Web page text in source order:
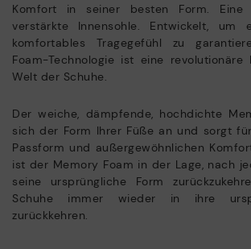
Komfort in seiner besten Form. Eine
verstärkte Innensohle. Entwickelt, um
komfortables Tragegefühl zu
Foam-Technologie ist eine
Welt der Schuhe.
Der weiche, dämpfende, hochdichte
sich der Form Ihrer Füße an und sorgt
Passform und außergewöhnlichen
ist der Memory Foam in der Lage, nach
seine ursprüngliche Form
Schuhe immer wieder in ihre
zurückkehren.